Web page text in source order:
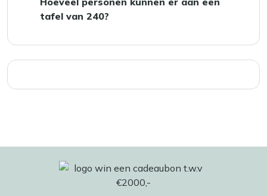
vier personen aan elke lange zijde zitten,
de 6 en 8 personen zitten, afhankelijk van de
stoelen en de beschikbare ruimte. Voor 10
tafel van 240?
personen plaatsen, afhankelijk van de
stoelbreedte en de opstelling. Deze maat is
familiebijeenkomsten, zodat iedereen